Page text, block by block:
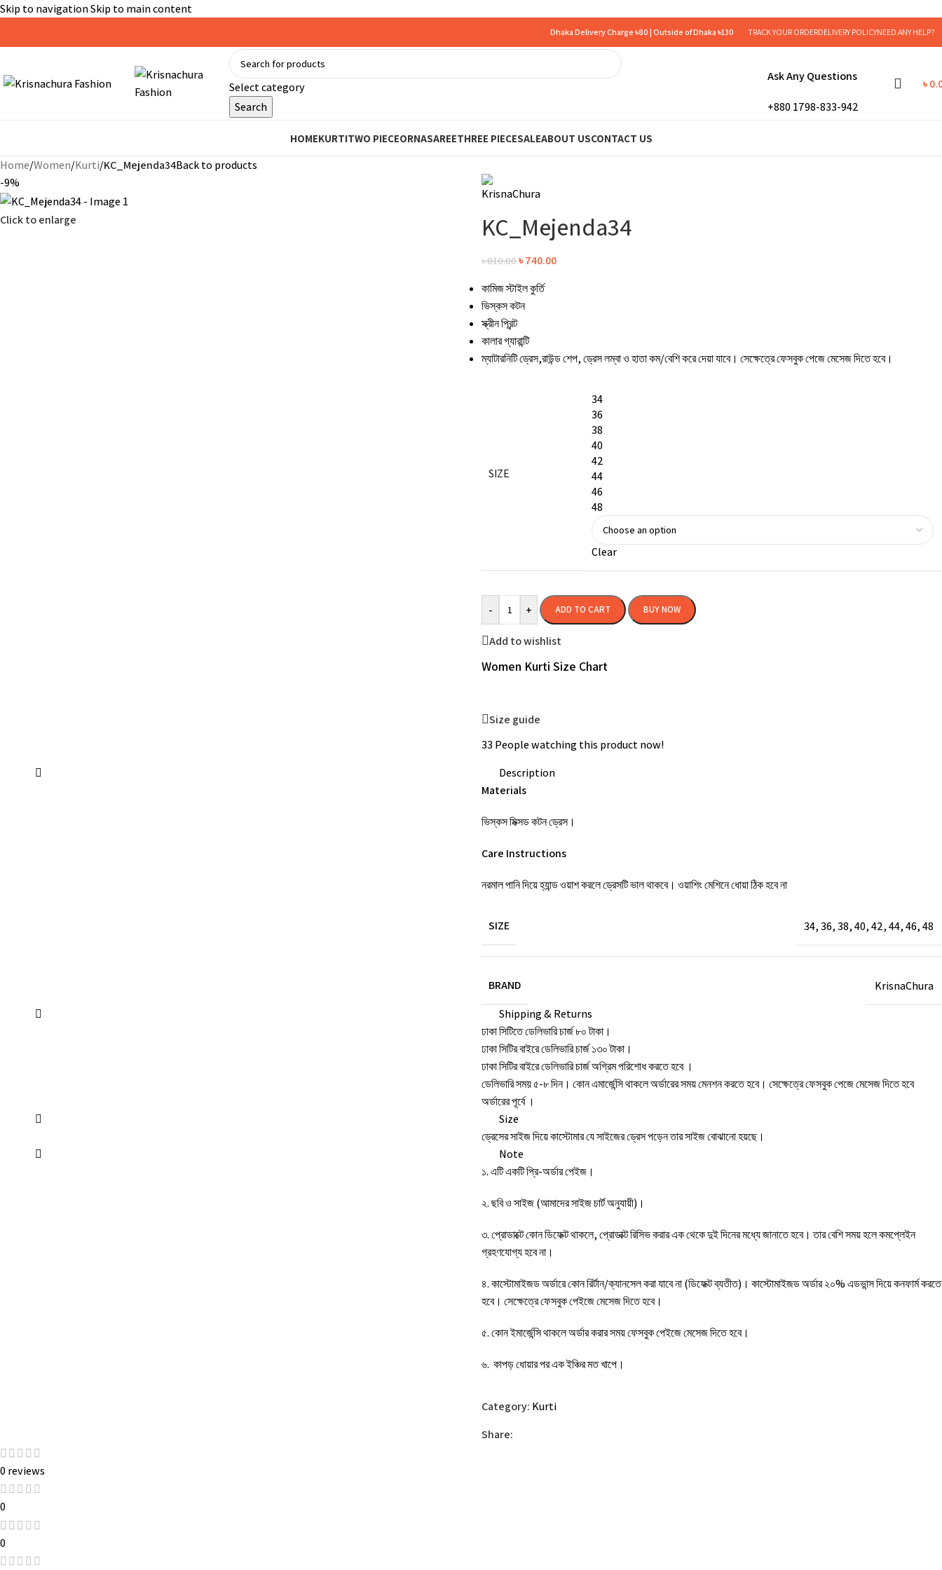
Skip to navigationSkip to main content
Dhaka Delivery Charge ৳80 | Outside of Dhaka ৳130 TRACK YOUR ORDERDELIVERY POLICYNEED ANY HELP?
Select category
Search
Ask Any Questions
+880 1798-833-942
৳
HOMEKURTITWO PIECEORNASAREETHREE PIECESALEABOUT USCONTACT US
Home/Women/Kurti/KC_Mejenda34Back to products
-9%
Click to enlarge KC_Mejenda34
৳810.00৳740.00
কামিজ স্টাইল কুর্তি
ভিস্কস কটন
স্ক্রীন প্রিন্ট
কালার গ্যারান্টি
ম্যাটারনিটি ড্রেস,রাউন্ড শেপ, ড্রেস লম্বা ও হাতা কম/বেশি করে দেয়া যাবে। সেক্ষেত্রে ফেসবুক পেজে মেসেজ দিতে হবে।
SIZE
34
36
38
40
42
44
46
48
Clear
- + ADD TO CART BUY NOW
Add to wishlist
Women Kurti Size Chart
Size guide
33 People watching this product now!
Description
Materials
ভিস্কস মিক্সড কটন ড্রেস।
Care Instructions
নরমাল পানি দিয়ে হ্যান্ড ওয়াশ করলে ড্রেসটি ভাল থাকবে। ওয়াশিং মেশিনে ধোয়া ঠিক হবে না
SIZE 34,36,38,40,42,44,46,48
BRAND
KrisnaChura
Shipping & Returns
ঢাকা সিটিতে ডেলিভারি চার্জ ৮০ টাকা।
ঢাকা সিটির বাইরে ডেলিভারি চার্জ ১৩০ টাকা।
ঢাকা সিটির বাইরে ডেলিভারি চার্জ অগ্রিম পরিশোধ করতে হবে ।
ডেলিভারি সময় ৫-৮ দিন। কোন এমার্জেন্সি থাকলে অর্ডারের সময় মেনশন করতে হবে। সেক্ষেত্রে ফেসবুক পেজে মেসেজ দিতে হবে
অর্ডারের পূর্বে ।
Size
ড্রেসের সাইজ দিয়ে কাস্টোমার যে সাইজের ড্রেস পড়েন তার সাইজ বোঝানো হয়ছে।
Note
১. এটি একটি প্রি-অর্ডার পেইজ।
২. ছবি ও সাইজ (আমাদের সাইজ চার্ট অনুযায়ী)।
৩. প্রোডাক্টে কোন ডিফেক্ট থাকলে, প্রোডাক্ট রিসিভ করার এক থেকে দুই দিনের মধ্যে জানাতে হবে। তার বেশি সময় হলে কমপ্লেইন
গ্রহণযোগ্য হবে না।
৪. কাস্টোমাইজড অর্ডারে কোন রির্টান/ক্যানসেল করা যাবে না (ডিফেক্ট ব্যতীত)। কাস্টোমাইজড অর্ডার ২০% এডভান্স দিয়ে কনফার্ম করতে
হবে। সেক্ষেত্রে ফেসবুক পেইজে মেসেজ দিতে হবে।
৫. কোন ইমার্জেন্সি থাকলে অর্ডার করার সময় ফেসবুক পেইজে মেসেজ দিতে হবে।
৬. কাপড় ধোয়ার পর এক ইঞ্চির মত খাপে।
Category: Kurti
Share:
0 reviews
0
0